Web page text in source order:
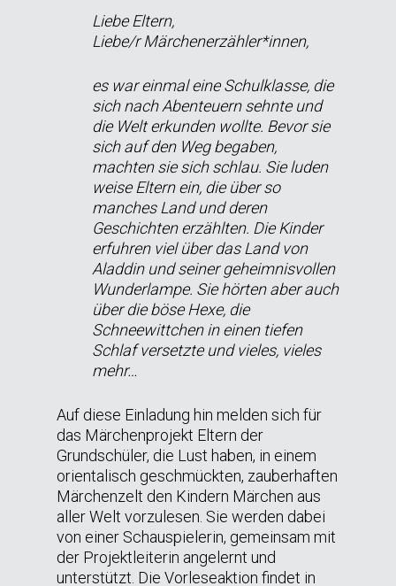
Liebe Eltern,
Liebe/r Märchenerzähler*innen,
es war einmal eine Schulklasse, die
sich nach Abenteuern sehnte und
die Welt erkunden wollte. Bevor sie
sich auf den Weg begaben,
machten sie sich schlau. Sie luden
weise Eltern ein, die über so
manches Land und deren
Geschichten erzählten. Die Kinder
erfuhren viel über das Land von
Aladdin und seiner geheimnisvollen
Wunderlampe. Sie hörten aber auch
über die böse Hexe, die
Schneewittchen in einen tiefen
Schlaf versetzte und vieles, vieles
mehr…
Auf diese Einladung hin melden sich für
das Märchenprojekt Eltern der
Grundschüler, die Lust haben, in einem
orientalisch geschmückten, zauberhaften
Märchenzelt den Kindern Märchen aus
aller Welt vorzulesen. Sie werden dabei
von einer Schauspielerin, gemeinsam mit
der Projektleiterin angelernt und
unterstützt. Die Vorleseaktion findet in